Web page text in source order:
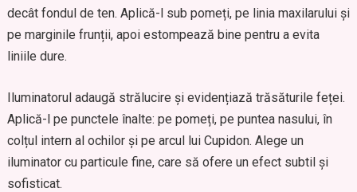
decât fondul de ten. Aplică-l sub pomeți, pe linia maxilarului și
pe marginile frunții, apoi estompează bine pentru a evita
liniile dure.
Iluminatorul adaugă strălucire și evidențiază trăsăturile feței.
Aplică-l pe punctele înalte: pe pomeți, pe puntea nasului, în
colțul intern al ochilor și pe arcul lui Cupidon. Alege un
iluminator cu particule fine, care să ofere un efect subtil și
sofisticat.